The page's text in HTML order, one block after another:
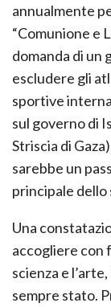
annualmente
“Comunione e
domanda di un
escludere gli
sportive
sul governo di
Striscia di
sarebbe un
principale dello
Una
accogliere con
scienza e
sempre stato.